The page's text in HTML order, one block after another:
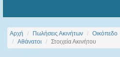
Αρχή Πωλήσεις Ακινήτων Οικόπεδο
Αθάνατοι
Στοιχεία Ακινήτου